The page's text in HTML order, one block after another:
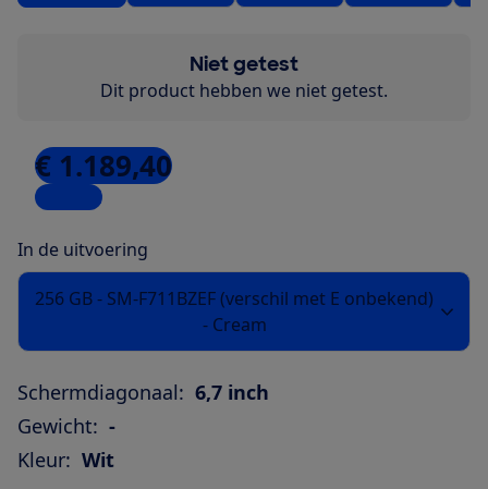
Niet getest
Dit product hebben we niet getest.
€ 1.189,40
1 winkel
In de uitvoering
256 GB - SM-F711BZEF (verschil met E onbekend)
- Cream
Schermdiagonaal: 6,7 inch
Gewicht: -
Kleur: Wit